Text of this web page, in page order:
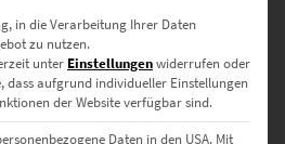
– €999,00
19% Mwst.
zzgl. Versand
ca. 10 Werktage
in die Verarbeitung Ihrer Daten
zu nutzen.
unter Einstellungenwiderrufen oder
dass aufgrund individueller Einstellungen
der Website verfügbar sind.
Daten in den USA. Mit